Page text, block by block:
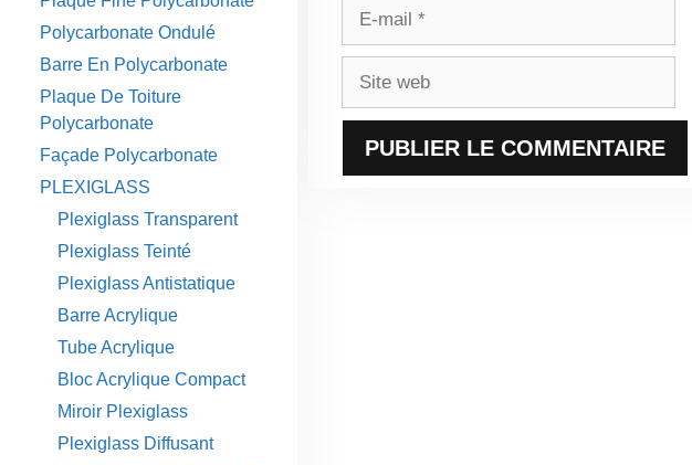
Polycarbonate Ondulé
Barre En Polycarbonate
Plaque De Toiture
Polycarbonate
Façade Polycarbonate
PLEXIGLASS
Plexiglass Transparent
Plexiglass Teinté
Plexiglass Antistatique
Barre Acrylique
Tube Acrylique
Bloc Acrylique Compact
Miroir Plexiglass
Plexiglass Diffusant